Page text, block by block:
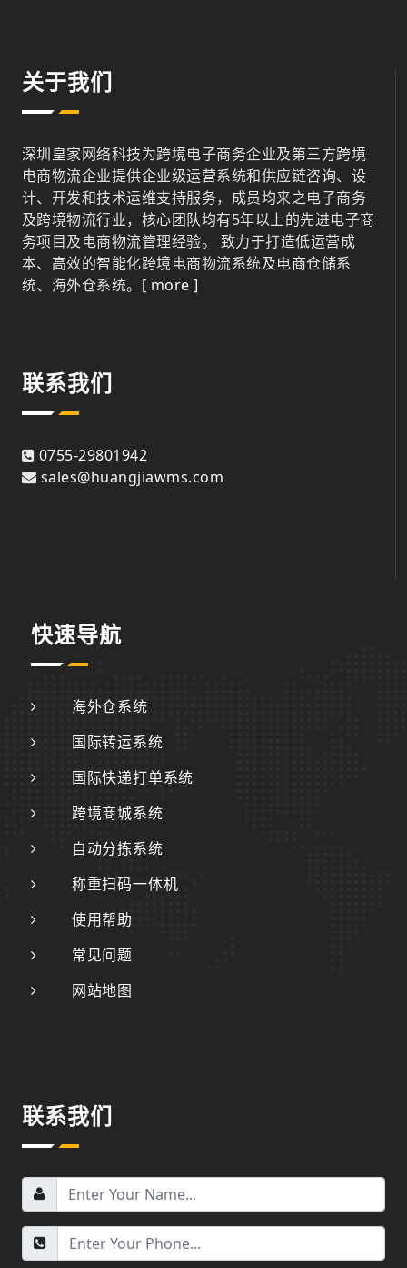
关于我们
深圳皇家网络科技为跨境电子商务企业及第三方跨境
电商物流企业提供企业级运营系统和供应链咨询、设
计、开发和技术运维支持服务，成员均来之电子商务
及跨境物流行业，核心团队均有5年以上的先进电子商
务项目及电商物流管理经验。 致力于打造低运营成
本、高效的智能化跨境电商物流系统及电商仓储系
统、海外仓系统。 [ more ]
联系我们
0755-29801942
sales@huangjiawms.com
快速导航
海外仓系统
国际转运系统
国际快递打单系统
跨境商城系统
自动分拣系统
称重扫码一体机
使用帮助
常见问题
网站地图
联系我们